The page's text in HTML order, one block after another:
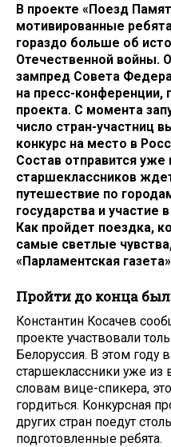
В проекте «Поезд
мотивированные
гораздо больше об
Отечественной войны.
зампред Совета
на пресс-конференции,
проекта. С момента
число стран-участниц
конкурс на место в
Состав отправится уже
старшеклассников
путешествие по
государства и участие
Как пройдет поездка,
самые светлые
«Парламентская
Пройти до конца
Константин Косачев
проекте участвовали
Белоруссия. В этом году
старшеклассники уже
словам вице-спикера,
гордиться. Конкурсная
других стран поедут
подготовленные ребята.